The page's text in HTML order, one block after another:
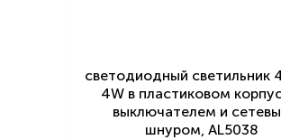
светодиодный светильник
4W в пластиковом
выключателем и
шнуром, AL5038